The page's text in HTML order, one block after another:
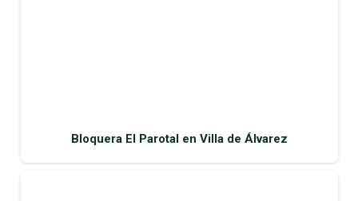
Bloquera El Parotal en Villa de Álvarez